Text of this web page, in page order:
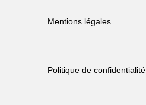
Mentions légales
Politique de confidentialité